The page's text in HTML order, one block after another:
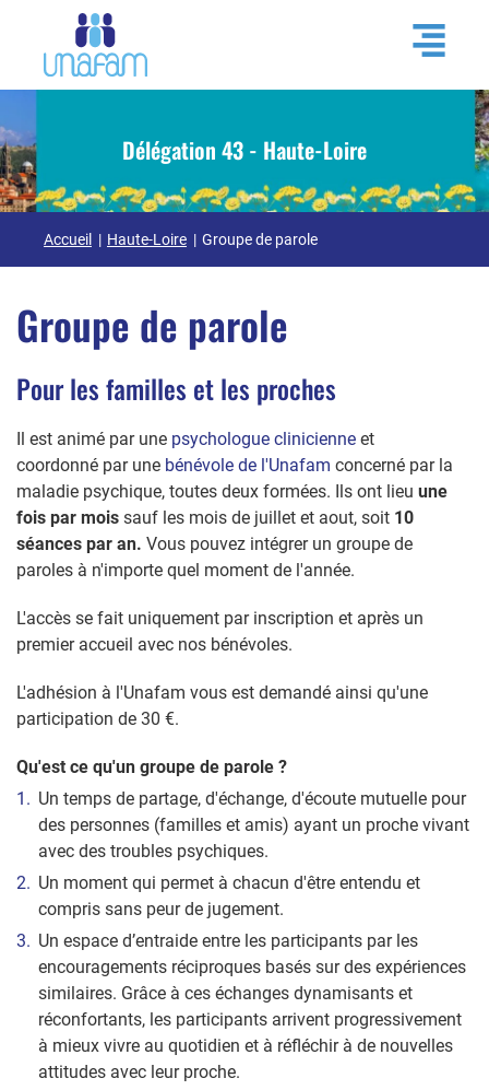
Délégation 43 - Haute-Loire
Accueil Haute-Loire Groupe de parole
Groupe de parole
Pour les familles et les proches
Il est animé par une psychologue clinicienne et
coordonné par une bénévole de l'Unafam concerné par la
maladie psychique, toutes deux formées. Ils ont lieu une
fois par mois sauf les mois de juillet et aout, soit 10
séances par an. Vous pouvez intégrer un groupe de
paroles à n'importe quel moment de l'année.
L'accès se fait uniquement par inscription et après un
premier accueil avec nos bénévoles.
L'adhésion à l'Unafam vous est demandé ainsi qu'une
participation de 30 €.
Qu'est ce qu'un groupe de parole ?
Un temps de partage, d'échange, d'écoute mutuelle pour
des personnes (familles et amis) ayant un proche vivant
avec des troubles psychiques.
Un moment qui permet à chacun d'être entendu et
compris sans peur de jugement.
Un espace d’entraide entre les participants par les
encouragements réciproques basés sur des expériences
similaires. Grâce à ces échanges dynamisants et
réconfortants, les participants arrivent progressivement
à mieux vivre au quotidien et à réfléchir à de nouvelles
attitudes avec leur proche.